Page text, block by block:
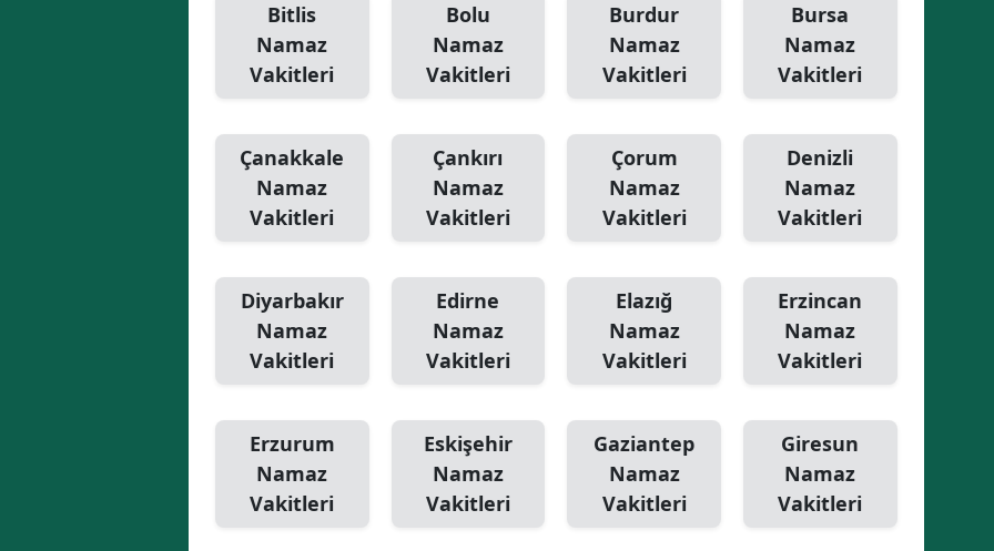
Bitlis
Namaz
Vakitleri
Bolu
Namaz
Vakitleri
Burdur
Namaz
Vakitleri
Bursa
Namaz
Vakitleri
Çanakkale
Namaz
Vakitleri
Çankırı
Namaz
Vakitleri
Çorum
Namaz
Vakitleri
Denizli
Namaz
Vakitleri
Diyarbakır
Namaz
Vakitleri
Edirne
Namaz
Vakitleri
Elazığ
Namaz
Vakitleri
Erzincan
Namaz
Vakitleri
Erzurum
Namaz
Vakitleri
Eskişehir
Namaz
Vakitleri
Gaziantep
Namaz
Vakitleri
Giresun
Namaz
Vakitleri